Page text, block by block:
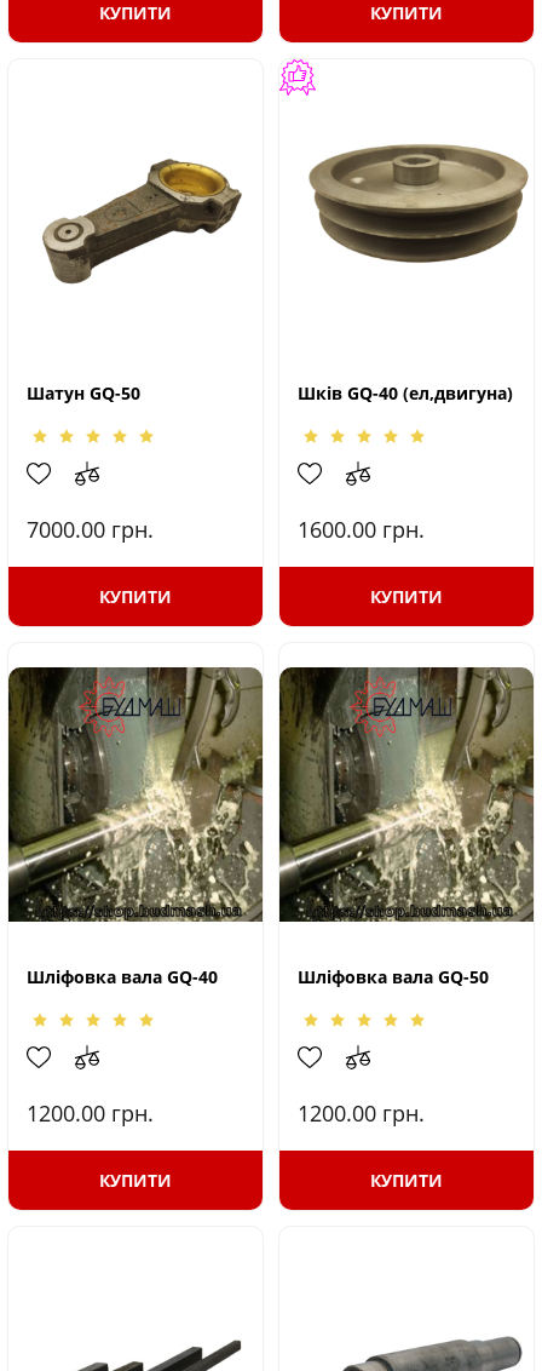
КУПИТИ КУПИТИ
Шатун GQ-50
7000.00 грн.
КУПИТИ
Шків GQ-40 (ел,двигуна)
1600.00 грн.
КУПИТИ
Шліфовка вала GQ-40
1200.00 грн.
КУПИТИ
Шліфовка вала GQ-50
1200.00 грн.
КУПИТИ